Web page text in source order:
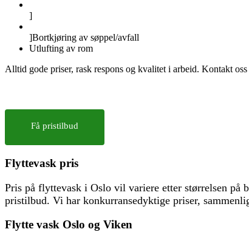
]
]Bortkjøring av søppel/avfall
Utlufting av rom
Alltid gode priser, rask respons og kvalitet i arbeid. Kontakt
Få pristilbud
Flyttevask pris
Pris på flyttevask i Oslo vil variere etter størrelsen
pristilbud. Vi har konkurransedyktige priser,
Flytte vask Oslo og Viken